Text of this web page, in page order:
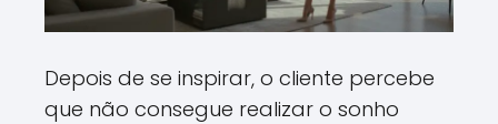
Depois de se inspirar, o cliente percebe
que não consegue realizar o sonho